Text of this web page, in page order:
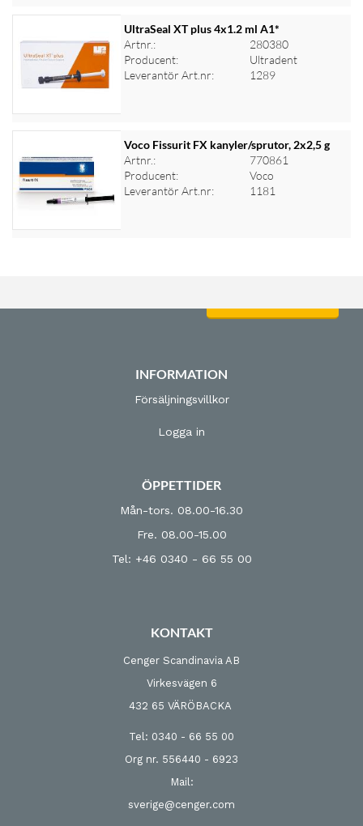
Logga in för priser
UltraSeal XT plus 4x1.2 ml A1*
Artnr.:
280380
Producent:
Ultradent
Leverantör Art.nr:
1289
Logga in för priser
Voco Fissurit FX kanyler/sprutor, 2x2,5 g
Artnr.:
770861
Producent:
Voco
Leverantör Art.nr:
1181
INFORMATION
Försäljningsvillkor
Logga in
ÖPPETTIDER
Mån-tors. 08.00-16.30
Fre. 08.00-15.00
Tel: +46 0340 - 66 55 00
KONTAKT
Cenger Scandinavia AB
Virkesvägen 6
432 65 VÄRÖBACKA
Tel: 0340 - 66 55 00
Org nr. 556440 - 6923
Mail:
sverige@cenger.com